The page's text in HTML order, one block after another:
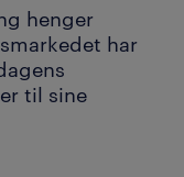
henger
har
til sine